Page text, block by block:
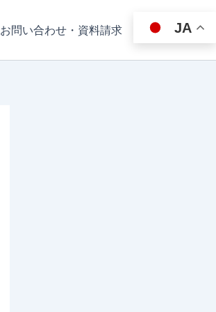
お問い合わせ・資料請求 JA